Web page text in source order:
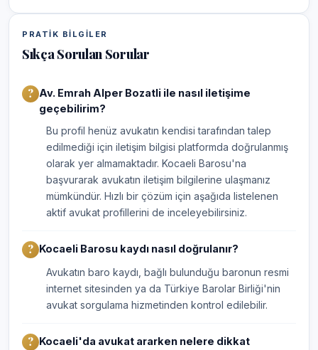
PRATIK BILGILER
Sıkça Sorulan Sorular
Av. Emrah Alper Bozatli ile nasıl iletişime
geçebilirim?
Bu profil henüz avukatın kendisi tarafından talep
edilmediği için iletişim bilgisi platformda doğrulanmış
olarak yer almamaktadır. Kocaeli Barosu'na
başvurarak avukatın iletişim bilgilerine ulaşmanız
mümkündür. Hızlı bir çözüm için aşağıda listelenen
aktif avukat profillerini de inceleyebilirsiniz.
Kocaeli Barosu kaydı nasıl doğrulanır?
Avukatın baro kaydı, bağlı bulunduğu baronun resmi
internet sitesinden ya da Türkiye Barolar Birliği'nin
avukat sorgulama hizmetinden kontrol edilebilir.
Kocaeli'da avukat ararken nelere dikkat